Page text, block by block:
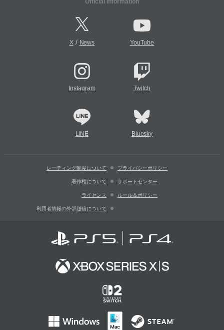
Official Information
X/ News YouTube
Instagram Twitch
LINE Bluesky
レーティング制度について プライバシーポリシー
著作権について サポートセンター
ライセンス ルール＆ポリシー
利用者情報の外部送信について